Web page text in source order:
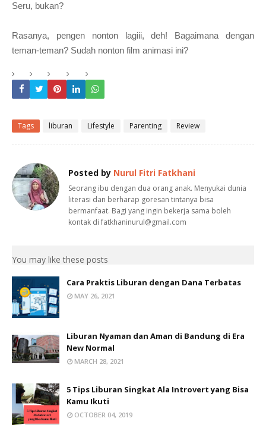
Seru, bukan?
Rasanya, pengen nonton lagiii, deh! Bagaimana dengan
teman-teman? Sudah nonton film animasi ini?
Tags liburan Lifestyle Parenting Review
Posted by Nurul Fitri Fatkhani
Seorang ibu dengan dua orang anak. Menyukai dunia
literasi dan berharap goresan tintanya bisa
bermanfaat. Bagi yang ingin bekerja sama boleh
kontak di fatkhaninurul@gmail.com
You may like these posts
Cara Praktis Liburan dengan Dana Terbatas
MAY 26, 2021
Liburan Nyaman dan Aman di Bandung di Era
New Normal
MARCH 28, 2021
5 Tips Liburan Singkat Ala Introvert yang Bisa
Kamu Ikuti
OCTOBER 04, 2019